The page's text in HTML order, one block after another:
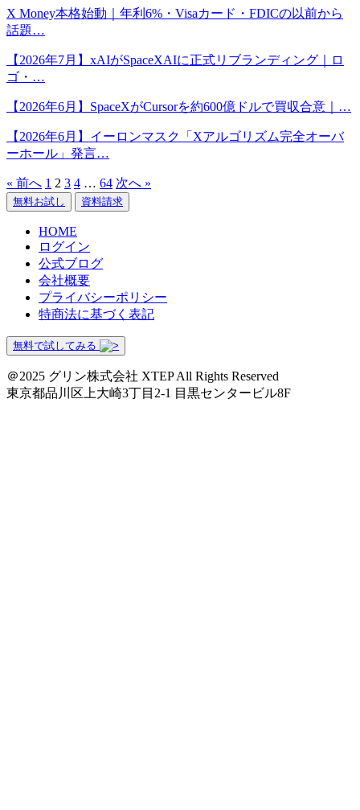
X Money本格始動｜年利6%・Visaカード・FDICの以前から
話題…
【2026年7月】xAIがSpaceXAIに正式リブランディング｜ロ
ゴ・…
【2026年6月】SpaceXがCursorを約600億ドルで買収合意｜…
【2026年6月】イーロンマスク「Xアルゴリズム完全オーバ
ーホール」発言…
« 前へ 1 2 3 4 … 64 次へ »
無料お試し 資料請求
HOME
ログイン
公式ブログ
会社概要
プライバシーポリシー
特商法に基づく表記
無料で試してみる
＠2025 グリン株式会社 XTEP All Rights Reserved
東京都品川区上大崎3丁目2-1 目黒センタービル8F